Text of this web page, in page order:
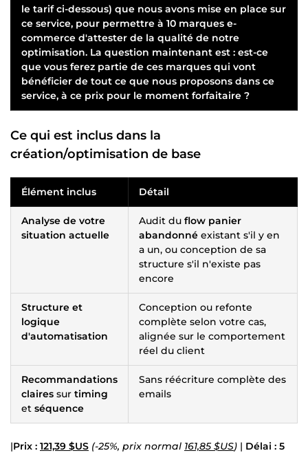
le tarif ci-dessous) que nous avons mise en place sur
ce service, pour permettre à 10 marques e-
commerce d'attester de la qualité de notre
optimisation. La question maintenant est : est-ce
que vous ferez partie de ces marques qui vont
bénéficier de tout ce que nous proposons dans ce
service, à ce prix pour le moment forfaitaire ?
Ce qui est inclus dans la
création/optimisation de base
Élément inclus Détail
Analyse de votre
situation actuelle
Audit du flow panier
abandonné existant s'il y en
a un, ou conception de sa
structure s'il n'existe pas
encore
Structure et
logique
d'automatisation
Conception ou refonte
complète selon votre cas,
alignée sur le comportement
réel du client
Recommandations
claires sur timing
et séquence
Sans réécriture complète des
emails
|Prix : 121,39 $US (-25%, prix normal 161,85 $US) | Délai : 5